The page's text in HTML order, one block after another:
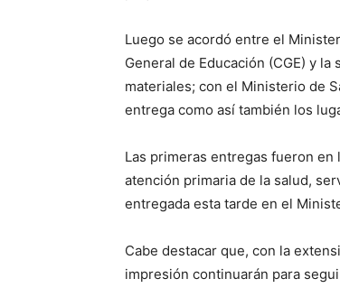
Luego se acordó entre el
General de Educación (CGE) y
materiales; con el Ministerio de
entrega como así también los
Las primeras entregas fueron
atención primaria de la salud,
entregada esta tarde en el
Cabe destacar que, con la
impresión continuarán para